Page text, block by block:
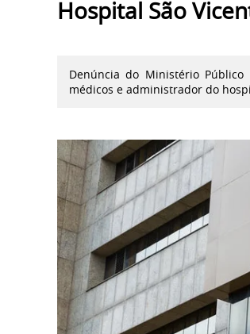
Hospital São
Denúncia do Ministério
médicos e administrador do